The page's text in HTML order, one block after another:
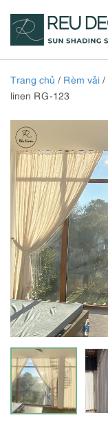
Trang chủ / Rèm vải /
linen RG-123